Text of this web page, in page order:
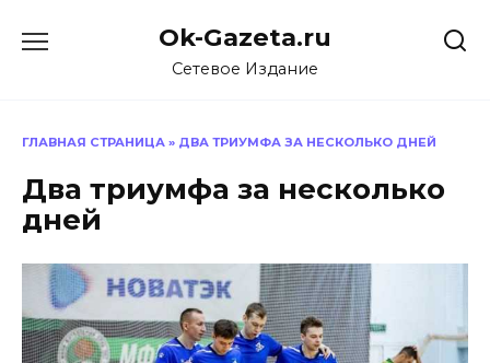
Ok-Gazeta.ru
Сетевое Издание
ГЛАВНАЯ СТРАНИЦА » ДВА ТРИУМФА ЗА НЕСКОЛЬКО ДНЕЙ
Два триумфа за несколько
дней